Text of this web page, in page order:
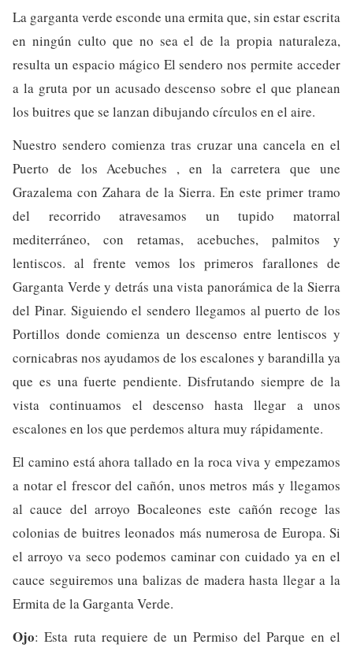
La garganta verde esconde una ermita que, sin estar escrita
en ningún culto que no sea el de la propia naturaleza,
resulta un espacio mágico El sendero nos permite acceder
a la gruta por un acusado descenso sobre el que planean
los buitres que se lanzan dibujando círculos en el aire.
Nuestro sendero comienza tras cruzar una cancela en el
Puerto de los Acebuches , en la carretera que une
Grazalema con Zahara de la Sierra. En este primer tramo
del recorrido atravesamos un tupido matorral
mediterráneo, con retamas, acebuches, palmitos y
lentiscos. al frente vemos los primeros farallones de
Garganta Verde y detrás una vista panorámica de la Sierra
del Pinar. Siguiendo el sendero llegamos al puerto de los
Portillos donde comienza un descenso entre lentiscos y
cornicabras nos ayudamos de los escalones y barandilla ya
que es una fuerte pendiente. Disfrutando siempre de la
vista continuamos el descenso hasta llegar a unos
escalones en los que perdemos altura muy rápidamente.
El camino está ahora tallado en la roca viva y empezamos
a notar el frescor del cañón, unos metros más y llegamos
al cauce del arroyo Bocaleones este cañón recoge las
colonias de buitres leonados más numerosa de Europa. Si
el arroyo va seco podemos caminar con cuidado ya en el
cauce seguiremos una balizas de madera hasta llegar a la
Ermita de la Garganta Verde.
Ojo: Esta ruta requiere de un Permiso del Parque en el